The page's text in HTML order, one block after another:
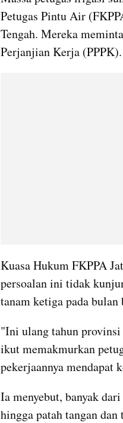
Petugas Pintu Air
Tengah. Mereka
Perjanjian Kerja (PPPK).
Kuasa Hukum FKPPA
persoalan ini tidak
tanam ketiga pada bulan
"Ini ulang tahun
ikut memakmurkan
pekerjaannya mendapat
Ia menyebut, banyak
hingga patah tangan